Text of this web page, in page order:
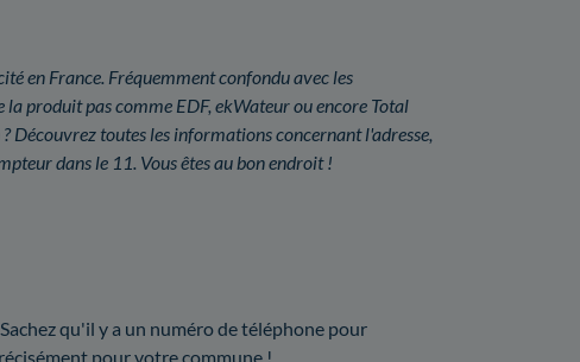
en France. Fréquemment confondu avec les
la produit pas comme EDF, ekWateur ou encore Total
Découvrez toutes les informations concernant l'adresse,
dans le 11. Vous êtes au bon endroit !
qu'il y a un numéro de téléphone pour
pour votre commune !